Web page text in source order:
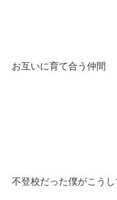
お互いに育て合う仲間
不登校だった僕がこう